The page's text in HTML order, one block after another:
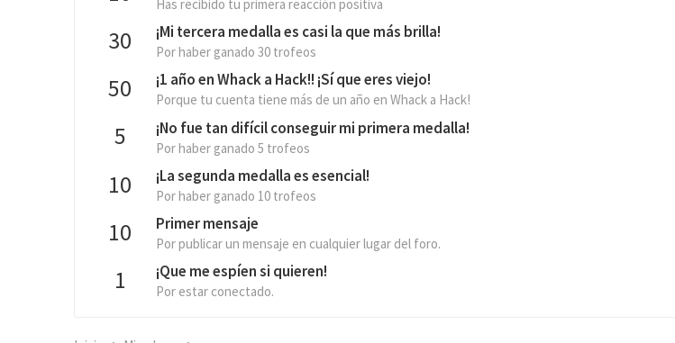
Has recibido tu primera reacción positiva
30 ¡Mi tercera medalla es casi la que más brilla!
Por haber ganado 30 trofeos
50 ¡1 año en Whack a Hack!! ¡Sí que eres viejo!
Porque tu cuenta tiene más de un año en Whack a Hack!
5 ¡No fue tan difícil conseguir mi primera medalla!
Por haber ganado 5 trofeos
10 ¡La segunda medalla es esencial!
Por haber ganado 10 trofeos
10 Primer mensaje
Por publicar un mensaje en cualquier lugar del foro.
1 ¡Que me espíen si quieren!
Por estar conectado.